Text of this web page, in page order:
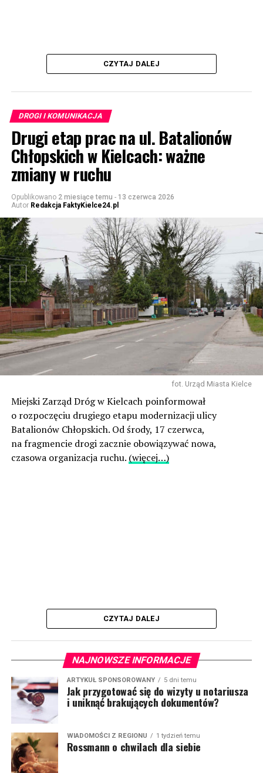
CZYTAJ DALEJ
DROGI I KOMUNIKACJA
Drugi etap prac na ul. Batalionów
Chłopskich w Kielcach: ważne
zmiany w ruchu
Opublikowano 2 miesiące temu - 13 czerwca 2026
Autor Redakcja FaktyKielce24.pl
fot. Urząd Miasta Kielce
Miejski Zarząd Dróg w Kielcach poinformował
o rozpoczęciu drugiego etapu modernizacji ulicy
Batalionów Chłopskich. Od środy, 17 czerwca,
na fragmencie drogi zacznie obowiązywać nowa,
czasowa organizacja ruchu. (więcej…)
CZYTAJ DALEJ
NAJNOWSZE INFORMACJE
ARTYKUŁ SPONSOROWANY 5 dni temu
Jak przygotować się do wizyty u notariusza
i uniknąć brakujących dokumentów?
WIADOMOŚCI Z REGIONU 1 tydzień temu
Rossmann o chwilach dla siebie